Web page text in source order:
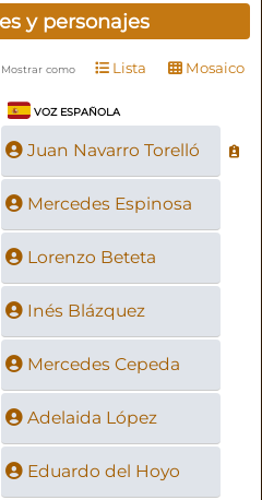
y personajes
Mostrar como Lista Mosaico
VOZ ESPAÑOLA
Juan Navarro Torelló
Mercedes Espinosa
Lorenzo Beteta
Inés Blázquez
Mercedes Cepeda
Adelaida López
Eduardo del Hoyo